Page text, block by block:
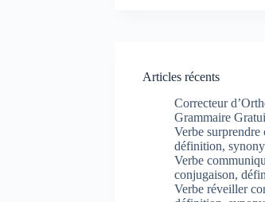
Articles récents
Correcteur
Grammaire
Verbe surprendre
définition,
Verbe
conjugaison,
Verbe réveiller